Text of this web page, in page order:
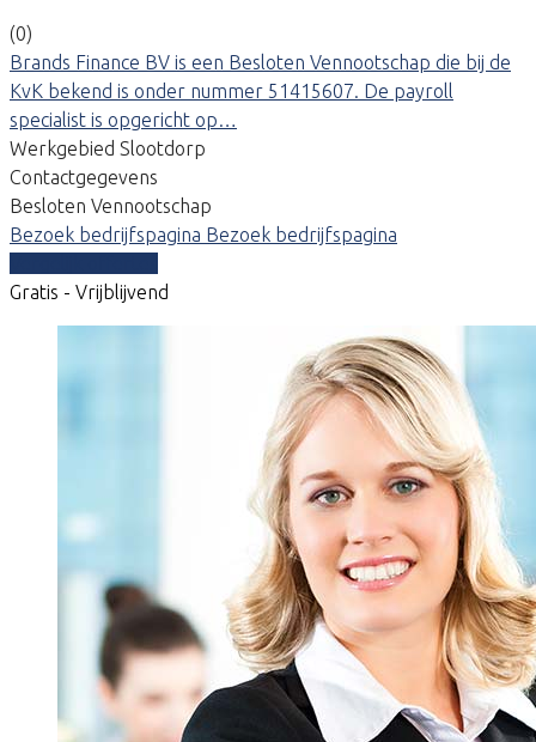
(0)
Brands Finance BV is een Besloten Vennootschap die bij de
KvK bekend is onder nummer 51415607. De payroll
specialist is opgericht op…
Werkgebied Slootdorp
Contactgegevens
Besloten Vennootschap
Bezoek bedrijfspagina Bezoek bedrijfspagina
Gratis - Vrijblijvend